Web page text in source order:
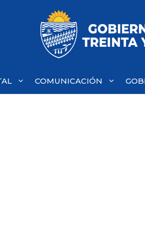
COMUNICACIÓN